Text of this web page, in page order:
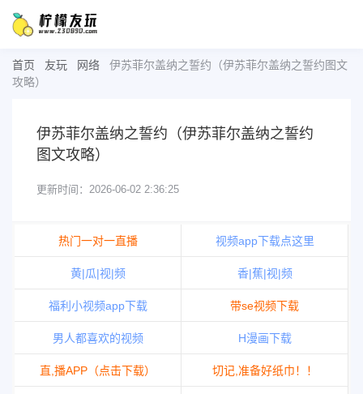
首页 友玩 网络
伊苏菲尔盖纳之誓约（伊苏菲尔盖纳之誓约图文
攻略）
伊苏菲尔盖纳之誓约（伊苏菲尔盖纳之誓约
图文攻略）
更新时间：2026-06-02 2:36:25
热门一对一直播 视频app下载点这里
黄|瓜|视|频 香|蕉|视|频
福利小视频app下载 带se视频下载
男人都喜欢的视频 H漫画下载
直,播APP（点击下载） 切记,准备好纸巾！！